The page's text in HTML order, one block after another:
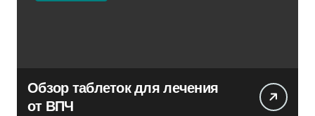
Обзор таблеток для лечения
от ВПЧ